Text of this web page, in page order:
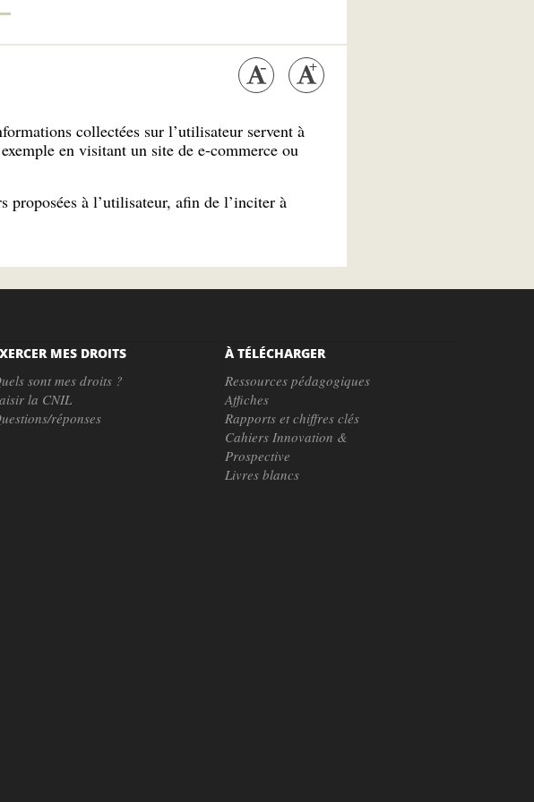
collectées sur l’utilisateur servent à
en visitant un site de e-commerce ou
à l’utilisateur, afin de l’inciter à
MES DROITS
sont mes droits ?
la CNIL
réponses
À TÉLÉCHARGER
Ressources pédagogiques
Affiches
Rapports et chiffres clés
Cahiers Innovation &
Prospective
Livres blancs